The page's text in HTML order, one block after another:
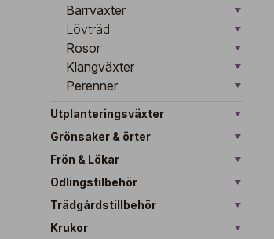
Barrväxter
Lövträd
Rosor
Klängväxter
Perenner
Utplanteringsväxter
Grönsaker & örter
Frön & Lökar
Odlingstilbehör
Trädgårdstillbehör
Krukor